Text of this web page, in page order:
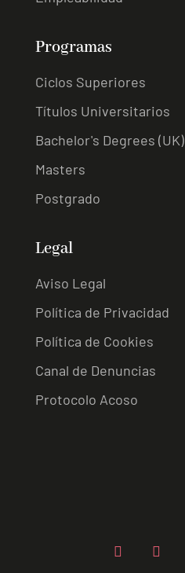
Programas
Ciclos Superiores
Títulos Universitarios
Bachelor's Degrees (UK)
Masters
Postgrado
Legal
Aviso Legal
Política de Privacidad
Política de Cookies
Canal de Denuncias
Protocolo Acoso
L
I